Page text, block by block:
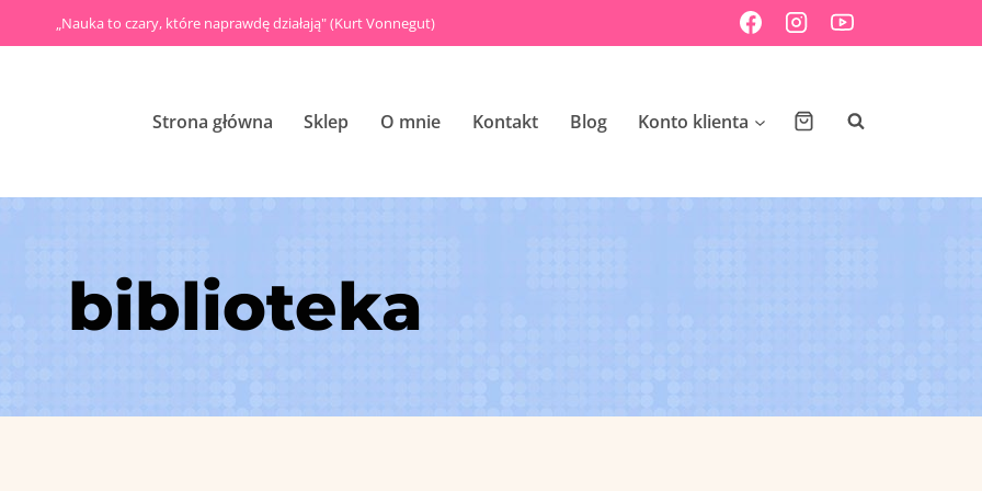
„Nauka to czary, które naprawdę działają" (Kurt Vonnegut)
Strona główna Sklep O mnie Kontakt Blog Konto klienta
biblioteka